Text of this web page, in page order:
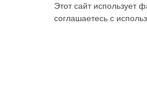
Этот сайт использует
соглашаетесь с